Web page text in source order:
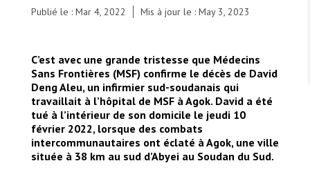
personnes civiles et les services de santé en temps
de guerre
Urgence Ebola
Séismes au Venezuela : conséquences et intervention
de MSF
Les Amis de MSF
TRAVAILLER AVEC NOUS
Travailler à l’étranger
Travailler au Canada
Publié le : Mar 4, 2022 Mis à jour le : May 3, 2023
C’est avec une grande tristesse que Médecins
Sans Frontières (MSF) confirme le décès de David
Deng Aleu, un infirmier sud-soudanais qui
travaillait à l’hôpital de MSF à Agok. David a été
tué à l’intérieur de son domicile le jeudi 10
février 2022, lorsque des combats
intercommunautaires ont éclaté à Agok, une ville
située à 38 km au sud d’Abyei au Soudan du Sud.